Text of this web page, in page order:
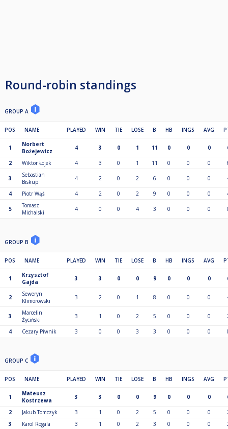
Round-robin standings
GROUP A
POS NAME PLAYED WIN TIE LOSE B HB INGS AVG
1
Norbert
Bożejewicz
4 3 0 1 11 0 0 0
2 Wiktor Łojek 4 3 0 1 11 0 0 0
3
Sebastian
Biskup
4 2 0 2 6 0 0 0
4 Piotr Wąś 4 2 0 2 9 0 0 0
5
Tomasz
Michalski
4 0 0 4 3 0 0 0
GROUP B
POS NAME PLAYED WIN TIE LOSE B HB INGS AVG
1
Krzysztof
Gajda
3 3 0 0 9 0 0 0
2
Seweryn
Klimorowski
3 2 0 1 8 0 0 0
3
Marcelin
Życiński
3 1 0 2 5 0 0 0
4 Cezary Piwnik 3 0 0 3 3 0 0 0
GROUP C
POS NAME PLAYED WIN TIE LOSE B HB INGS AVG
1
Mateusz
Kostrzewa
3 3 0 0 9 0 0 0
2 Jakub Tomczyk 3 1 0 2 5 0 0 0
3
Karol Rogala 3 1 0 2 3 0 0 0